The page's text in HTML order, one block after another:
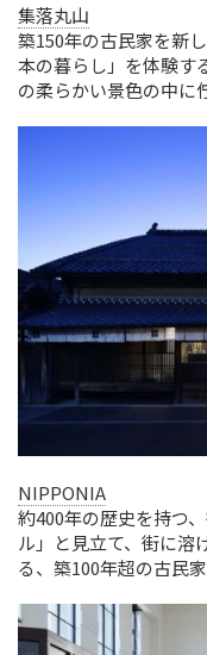
集落丸山
築150年の古民家を新
本の暮らし」を体験す
の柔らかい景色の中に
NIPPONIA
約400年の歴史を持つ
ル」と見立て、街に溶
る、築100年超の古民